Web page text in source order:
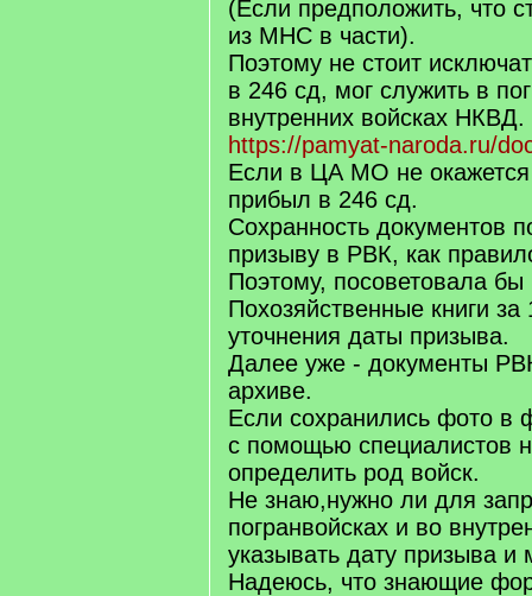
(Если предположить, что
из МНС в части).
Поэтому не стоит
в 246 сд, мог служить в
внутренних войсках НКВД.
https://pamyat-naroda.ru/
Если в ЦА МО не окажется
прибыл в 246 сд.
Сохранность документов
призыву в РВК, как
Поэтому, посоветовала бы
Похозяйственные книги за
уточнения даты призыва.
Далее уже - документы
архиве.
Если сохранились фото в
с помощью специалистов
определить род войск.
Не знаю,нужно ли для
погранвойсках и во
указывать дату призыва и
Надеюсь, что знающие